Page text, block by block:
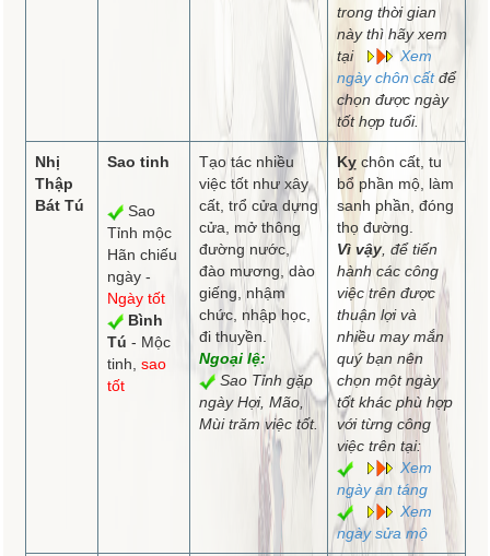
trong thời gian
này thì hãy xem
tại
Xem
ngày chôn cấtđể
chọn được ngày
tốt hợp tuổi.
Nhị
Thập
Bát Tú
Sao tinh
Sao
Tỉnh mộc
Hãn chiếu
ngày -
Ngày tốt
Bình
Tú - Mộc
tinh, sao
tốt
Tạo tác nhiều
việc tốt như xây
cất, trổ cửa dựng
cửa, mở thông
đường nước,
đào mương, dào
giếng, nhậm
chức, nhập học,
đi thuyền.
Ngoại lệ:
Sao Tỉnh gặp
ngày Hợi, Mão,
Mùi trăm việc tốt.
Kỵchôn cất, tu
bổ phần mộ, làm
sanh phần, đóng
thọ đường.
Vì vậy, để tiến
hành các công
việc trên được
thuận lợi và
nhiều may mắn
quý bạn nên
chọn một ngày
tốt khác phù hợp
với từng công
việc trên tại:
Xem
ngày an táng
Xem
ngày sửa mộ